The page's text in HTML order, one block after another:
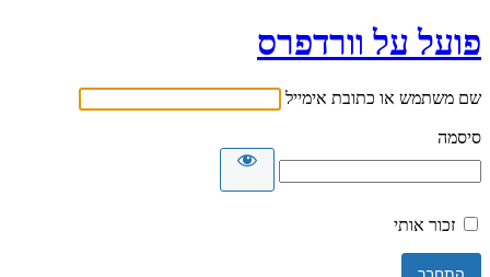
פועל על וורדפרס
שם משתמש או כתובת אימייל
סיסמה
זכור אותי